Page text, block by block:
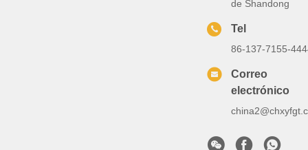
de Shandong
Tel
86-137-7155-
Correo
electrónico